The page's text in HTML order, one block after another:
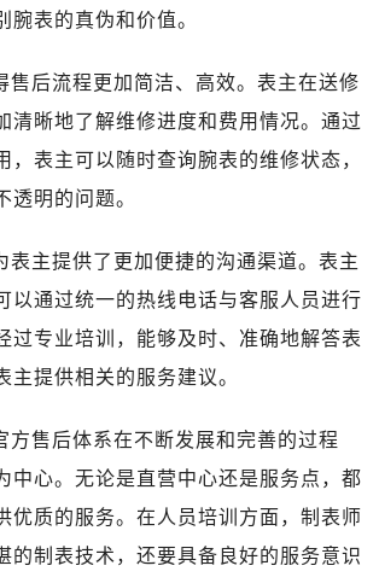
陕西省渭南市临渭区东风大街江诗丹顿售后服务中心（需提前预约）
陕西省咸阳市秦都区沣西新城统一西路与白马河路交汇处江诗丹顿售后服务中心（需提前预约）
陕西省延安市宝塔区中心街江诗丹顿售后服务中心（需提前预约）
新疆维吾尔自治区阿拉尔市胜利大道江诗丹顿售后服务中心（需提前预约）
新疆维吾尔自治区阿拉山口市友好路江诗丹顿售后服务中心（需提前预约）
新疆维吾尔自治区阿勒泰市解放路江诗丹顿售后服务中心（需提前预约）
新疆维吾尔自治区北屯市团结路江诗丹顿售后服务中心（需提前预约）
新疆维吾尔自治区阜康市博峰路江诗丹顿售后服务中心（需提前预约）
新疆维吾尔自治区哈密市伊州区建国北路江诗丹顿售后服务中心（需提前预约）
腕表的真伪和价值。
售后流程更加简洁、高效。表主在送修
清晰地了解维修进度和费用情况。通过
，表主可以随时查询腕表的维修状态，
透明的问题。
表主提供了更加便捷的沟通渠道。表主
以通过统一的热线电话与客服人员进行
过专业培训，能够及时、准确地解答表
主提供相关的服务建议。
方售后体系在不断发展和完善的过程
中心。无论是直营中心还是服务点，都
优质的服务。在人员培训方面，制表师
的制表技术，还要具备良好的服务意识